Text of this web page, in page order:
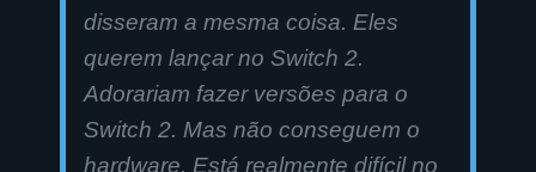
disseram a mesma coisa. Eles
querem lançar no Switch 2.
Adorariam fazer versões para o
Switch 2. Mas não conseguem o
hardware. Está realmente difícil no